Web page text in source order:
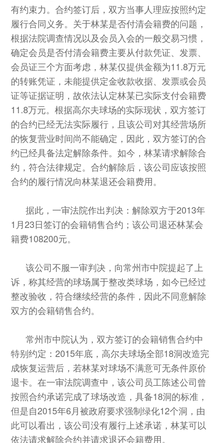
有约束力。合约签订后，双方当事人理应按照约定
履行合同义务。关于林某是否付清会籍费的问题，
根据法院调查情况以及会员入会的一般交易习惯，
确定会员是否付清会籍费主要从付款凭证、发票、
会员证三个方面考虑，林某仅提供金额为11.8万元
的转账凭证，未能提供定金收款收据、发票或会员
证等证据证明，故依法认定林某已实际支付会籍费
11.8万元。根据高尔夫球场的实际现状，双方签订
的合约已经无法实际履行，且该公司对其经营场所
的恢复营业时间尚不能确定，因此，双方签订的合
约已经具备法定解除条件。如今，林某请求解除合
约，符合法律规定。合约解除后，该公司应该按照
合约的履行情况向林某退还会籍费用。
据此，一审法院作出判决：解除双方于2013年
1月23日签订的会籍销售合约；该公司退还林某会
籍费108200元。
该公司不服一审判决，向常州市中院提起了上
诉，称其经营的球场属于整改类球场，如今已经过
整改验收，符合继续经营的条件，因此不同意解除
双方的会籍销售合约。
常州市中院认为，双方签订的会籍销售合约中
特别约定：2015年底，高尔夫球场全部18洞改造完
成恢复运营后，若林某对球场不满意可无条件原价
退卡。在一审法院调查中，该公司员工陈述公司曾
按照合约承诺完成了球场改造，具备18洞的标准，
但是自2015年6月被政府要求强制绿化12个洞，由
此可以看出，该公司没有履行上述承诺，林某可以
依法请求解除合约并请求退还会籍费用。